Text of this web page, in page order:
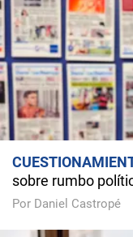
sobre rumbo
Por Daniel Castropé